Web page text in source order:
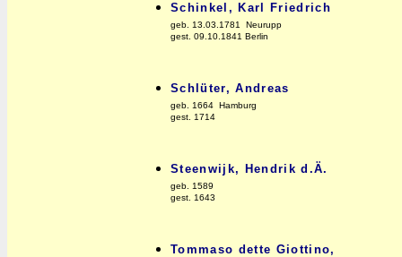
Schinkel, Karl Friedrich
geb. 13.03.1781 Neurupp
gest. 09.10.1841 Berlin
Schlüter, Andreas
geb. 1664 Hamburg
gest. 1714
Steenwijk, Hendrik d.Ä.
geb. 1589
gest. 1643
Tommaso dette Giottino,